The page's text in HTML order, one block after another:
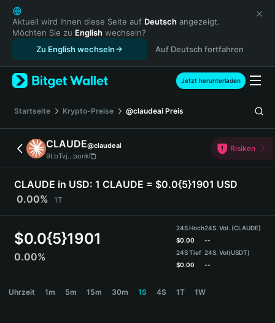
English
日本語
Tiếng Việt
Русский
Español (Latinoamérica)
Türkçe
Français
Deutsch
简体中文
繁體中文
Português (Portugal)
Bahasa Indonesia
ภาษาไทย
हिन्दी
Español
Português (Brasil)
Aktuell wird Ihnen diese Seite auf Deutsch angezeigt.
Möchten Sie zu English wechseln?
Zu English wechseln
Auf Deutsch fortfahren
Jetzt herunterladen
Startseite Krypto-Preise @claudeai Preis
CLAUDE@claudeai
9LbTvj...bonk
Risiken
CLAUDE in USD: 1 CLAUDE = $0.0{5}1901 USD
0.00%
1T
$0.0{5}1901
0.00%
24S Hoch
$0.00
24S Tief
$0.00
24S. Vol. (CLAUDE)
--
24S. Vol(USDT)
--
Uhrzeit 1m 5m 15m 30m 1S 4S 1T 1W